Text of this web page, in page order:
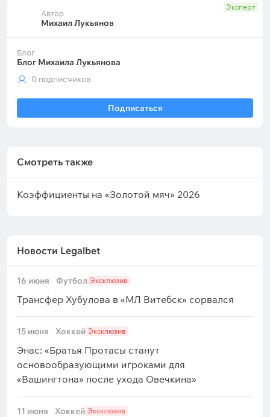
Автор
Михаил Лукьянов
Эксперт
Блог
Блог Михаила Лукьянова
0 подписчиков
Подписаться
Смотреть также
Коэффициенты на «Золотой мяч» 2026
Новости Legalbet
16 июня Футбол Эксклюзив
Трансфер Хубулова в «МЛ Витебск» сорвался
15 июня Хоккей Эксклюзив
Энас: «Братья Протасы станут
основообразующими игроками для
«Вашингтона» после ухода Овечкина»
11 июня Хоккей Эксклюзив